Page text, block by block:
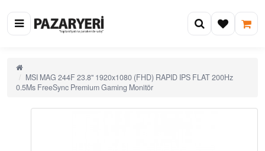
MSI MAG 244F 23.8" 1920x1080 (FHD) RAPID IPS FLAT 200Hz
0.5Ms FreeSync Premium Gaming Monitör